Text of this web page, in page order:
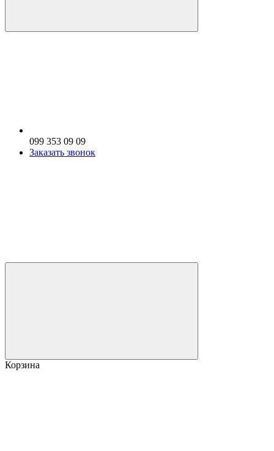
099 353 09 09
Заказать звонок
Корзина